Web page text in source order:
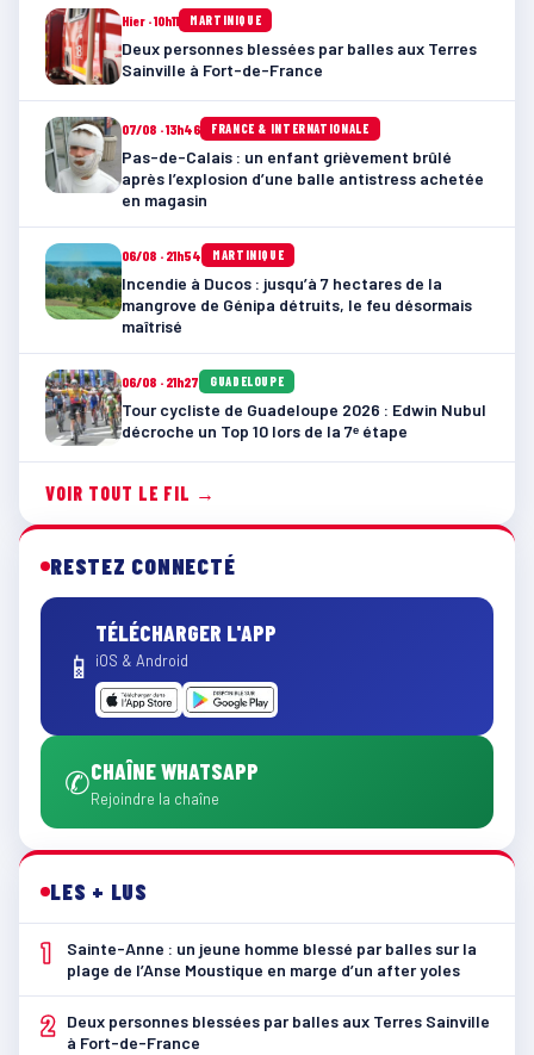
Hier · 10h11 MARTINIQUE
Deux personnes blessées par balles aux Terres
Sainville à Fort-de-France
07/08 · 13h46 FRANCE & INTERNATIONALE
Pas-de-Calais : un enfant grièvement brûlé
après l’explosion d’une balle antistress achetée
en magasin
06/08 · 21h54 MARTINIQUE
Incendie à Ducos : jusqu’à 7 hectares de la
mangrove de Génipa détruits, le feu désormais
maîtrisé
06/08 · 21h27 GUADELOUPE
Tour cycliste de Guadeloupe 2026 : Edwin Nubul
décroche un Top 10 lors de la 7ᵉ étape
VOIR TOUT LE FIL →
RESTEZ CONNECTÉ
📱
TÉLÉCHARGER L'APP
iOS & Android
✆CHAÎNE WHATSAPP
Rejoindre la chaîne
LES + LUS
1
Sainte-Anne : un jeune homme blessé par balles sur la
plage de l’Anse Moustique en marge d’un after yoles
2
Deux personnes blessées par balles aux Terres Sainville
à Fort-de-France